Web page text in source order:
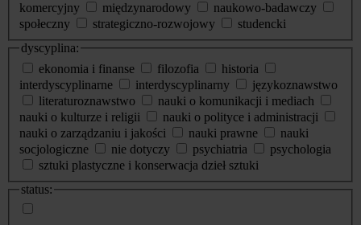
komercyjny
międzynarodowy
naukowo-badawczy
społeczny
strategiczno-rozwojowy
studencki
dyscyplina:
ekonomia i finanse
filozofia
historia
interdyscyplinarne
interdyscyplinarny
językoznawstwo
literaturoznawstwo
nauki o komunikacji i mediach
nauki o kulturze i religii
nauki o polityce i administracji
nauki o zarządzaniu i jakości
nauki prawne
nauki
socjologiczne
nie dotyczy psychiatria
psychologia
sztuki plastyczne i konserwacja dzieł sztuki
status: